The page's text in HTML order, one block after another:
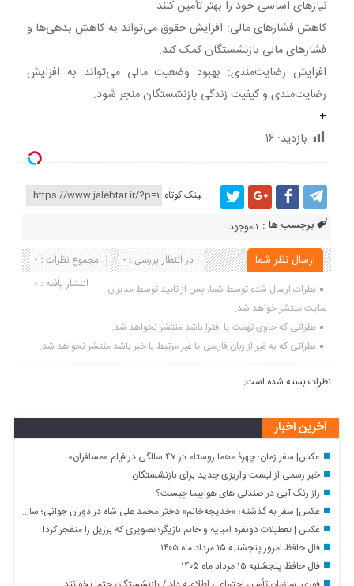
نیازهای اساسی خود را بهتر تأمین کنند.​
کاهش فشارهای مالی: افزایش حقوق می‌تواند به کاهش بدهی‌ها و
فشارهای مالی بازنشستگان کمک کند.​
افزایش رضایت‌مندی: بهبود وضعیت مالی می‌تواند به افزایش
رضایت‌مندی و کیفیت زندگی بازنشستگان منجر شود.​
+
بازدید: ۱۶
لینک کوتاه
برچسب ها : ناموجود
ارسال نظر شما مجموع نظرات : 0
در انتظار بررسی : 0
انتشار یافته : 0
نظرات ارسال شده توسط شما، پس از تایید توسط مدیران
سایت منتشر خواهد شد.
نظراتی که حاوی تهمت یا افترا باشد منتشر نخواهد شد.
نظراتی که به غیر از زبان فارسی یا غیر مرتبط با خبر باشد منتشر نخواهد شد.
نظرات بسته شده است.
آخرین اخبار
عکس| سفر زمان؛ چهرۀ «هما روستا» در ۴۷ سالگی در فیلم «مسافران»
خبر رسمی از لیست واریزی جدید برای بازنشستگان
راز رنگ آبی در صندلی های هواپیما چیست؟
عکس| سفر به گذشته؛ «خدیجه‌خانم» دختر محمد علی شاه در دوران جوانی؛ سال ۱۲۹۸
عکس | تعطیلات دونفره امباپه و خانم بازیگر؛ تصویری که برزیل را منفجر کرد!
فال حافظ امروز پنجشنبه ۱۵ مرداد ماه ۱۴۰۵
فال حافظ پنجشنبه ۱۵ مرداد ماه ۱۴۰۵